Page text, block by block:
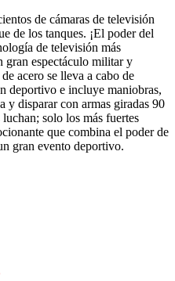
de cámaras de televisión
de los tanques. ¡El poder del
de televisión más
gran espectáculo militar y
acero se lleva a cabo de
deportivo e incluye maniobras,
y disparar con armas giradas 90
solo los más fuertes
que combina el poder de
gran evento deportivo.